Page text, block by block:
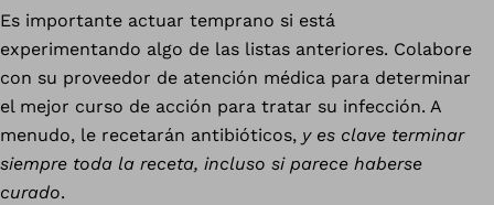
Es importante actuar temprano si está
experimentando algo de las listas anteriores. Colabore
con su proveedor de atención médica para determinar
el mejor curso de acción para tratar su infección. A
menudo, le recetarán antibióticos, y es clave terminar
siempre toda la receta, incluso si parece haberse
curado.